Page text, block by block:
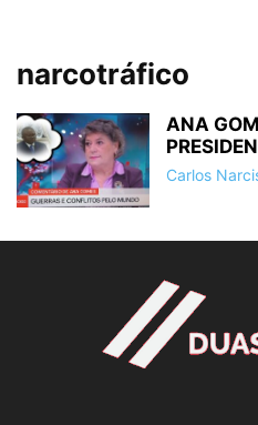
narcotráfico
ANA
Carlos